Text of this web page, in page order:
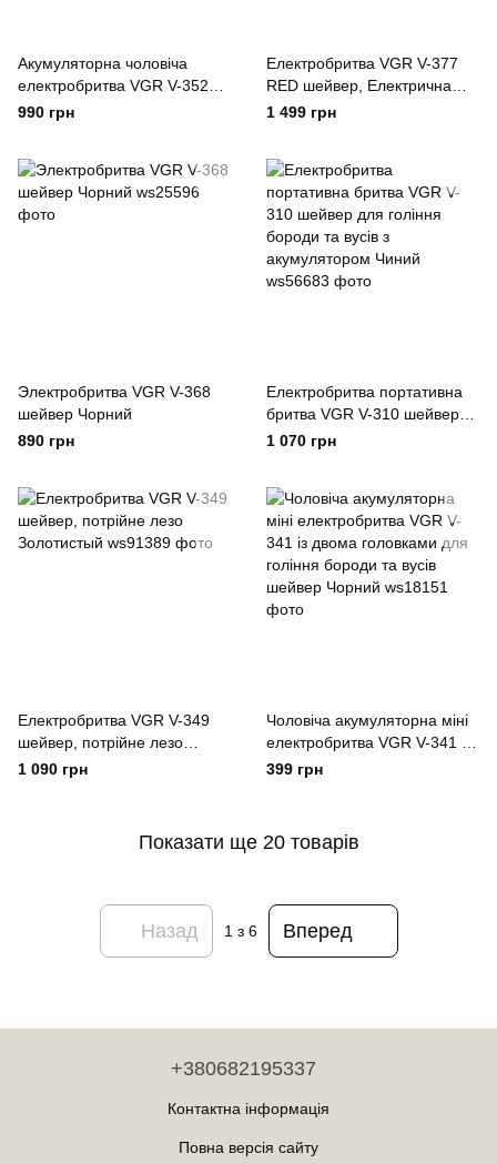
Акумуляторна чоловіча
електробритва VGR V-352
для гоління бороди та вусів
990 грн
Електробритва VGR V-377
RED шейвер, Електрична
акумуляторна бритва для
1 499 грн
Электробритва VGR V-368
шейвер Чорний
890 грн
Електробритва портативна
бритва VGR V-310 шейвер
для гоління бороди та вусів з
1 070 грн
Електробритва VGR V-349
шейвер, потрійне лезо
Золотистый
1 090 грн
Чоловіча акумуляторна міні
електробритва VGR V-341 із
двома головками для
399 грн
Показати ще 20 товарів
Назад 1 з 6 Вперед
+380682195337
Контактна інформація
Повна версія сайту